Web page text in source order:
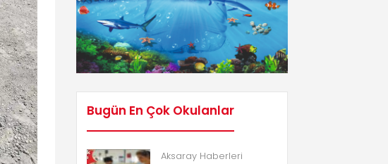
Bugün En Çok Okulanlar
Aksaray Haberleri